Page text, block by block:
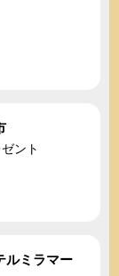
ント
ルミラマー